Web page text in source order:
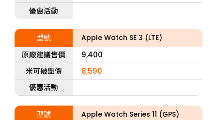
優惠活動
型號 Apple Watch SE 3 (LTE)
原廠建議售價
9,400
米可破盤價
8,590
優惠活動
型號 Apple Watch Series 11 (GPS)